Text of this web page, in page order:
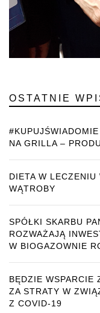
OSTATNIE
#KUPUJŚWIADOMIE
NA GRILLA –
DIETA W LECZENIU
WĄTROBY
SPÓŁKI SKARBU
ROZWAŻAJĄ
W BIOGAZOWNIE
BĘDZIE WSPARCIE
ZA STRATY W
Z COVID-19